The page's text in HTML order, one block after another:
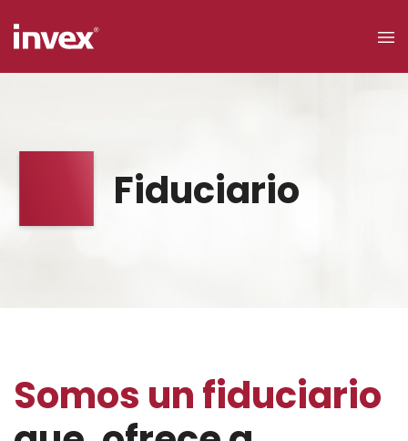
Buscar
Empresas
Fiduciario
Somos un fiduciario